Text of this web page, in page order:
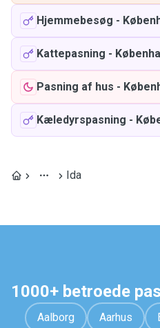
Hjemmebesøg -
Kattepasning -
Pasning af hus -
Kæledyrspasning -
Ida
1000+ betroede
Aalborg Aarhus